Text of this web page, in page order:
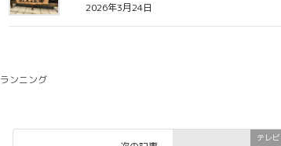
2026年3月24日
ランニング
テレビ